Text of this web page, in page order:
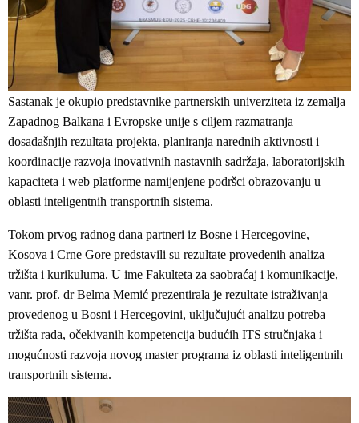
Sastanak je okupio predstavnike partnerskih univerziteta iz zemalja
Zapadnog Balkana i Evropske unije s ciljem razmatranja
dosadašnjih rezultata projekta, planiranja narednih aktivnosti i
koordinacije razvoja inovativnih nastavnih sadržaja, laboratorijskih
kapaciteta i web platforme namijenjene podršci obrazovanju u
oblasti inteligentnih transportnih sistema.
Tokom prvog radnog dana partneri iz Bosne i Hercegovine,
Kosova i Crne Gore predstavili su rezultate provedenih analiza
tržišta i kurikuluma. U ime Fakulteta za saobraćaj i komunikacije,
vanr. prof. dr Belma Memić prezentirala je rezultate istraživanja
provedenog u Bosni i Hercegovini, uključujući analizu potreba
tržišta rada, očekivanih kompetencija budućih ITS stručnjaka i
mogućnosti razvoja novog master programa iz oblasti inteligentnih
transportnih sistema.